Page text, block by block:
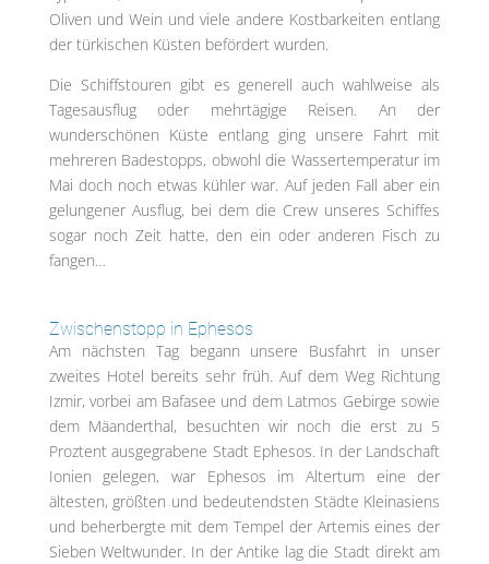
Oliven und Wein und viele andere Kostbarkeiten entlang
der türkischen Küsten befördert wurden.
Die Schiffstouren gibt es generell auch wahlweise als
Tagesausflug oder mehrtägige Reisen. An der
wunderschönen Küste entlang ging unsere Fahrt mit
mehreren Badestopps, obwohl die Wassertemperatur im
Mai doch noch etwas kühler war. Auf jeden Fall aber ein
gelungener Ausflug, bei dem die Crew unseres Schiffes
sogar noch Zeit hatte, den ein oder anderen Fisch zu
fangen…
Zwischenstopp in Ephesos
Am nächsten Tag begann unsere Busfahrt in unser
zweites Hotel bereits sehr früh. Auf dem Weg Richtung
Izmir, vorbei am Bafasee und dem Latmos Gebirge sowie
dem Mäanderthal, besuchten wir noch die erst zu 5
Proztent ausgegrabene Stadt Ephesos. In der Landschaft
Ionien gelegen, war Ephesos im Altertum eine der
ältesten, größten und bedeutendsten Städte Kleinasiens
und beherbergte mit dem Tempel der Artemis eines der
Sieben Weltwunder. In der Antike lag die Stadt direkt am